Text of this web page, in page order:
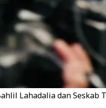
Lahadalia dan Seskab